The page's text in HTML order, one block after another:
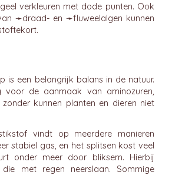
verkleuren met dode punten. Ook
➛draad- en ➛fluweelalgen kunnen
is een belangrijk balans in de natuur.
voor de aanmaak van aminozuren,
zonder kunnen planten en dieren niet
vindt op meerdere manieren
stabiel gas, en het splitsen kost veel
onder meer door bliksem. Hierbij
met regen neerslaan. Sommige